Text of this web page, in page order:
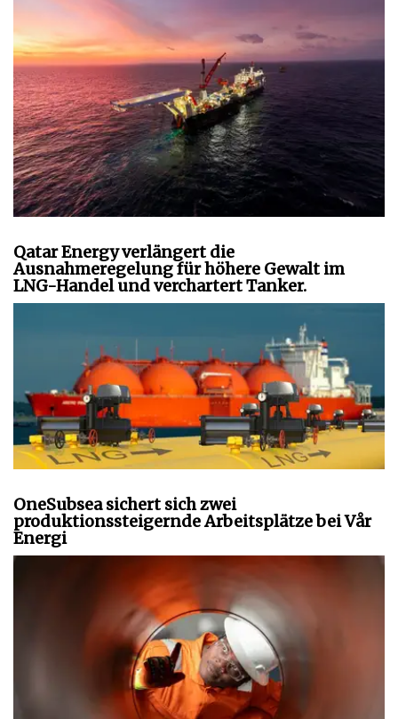
Qatar Energy verlängert die
Ausnahmeregelung für höhere Gewalt im
LNG-Handel und verchartert Tanker.
OneSubsea sichert sich zwei
produktionssteigernde Arbeitsplätze bei Vår
Energi